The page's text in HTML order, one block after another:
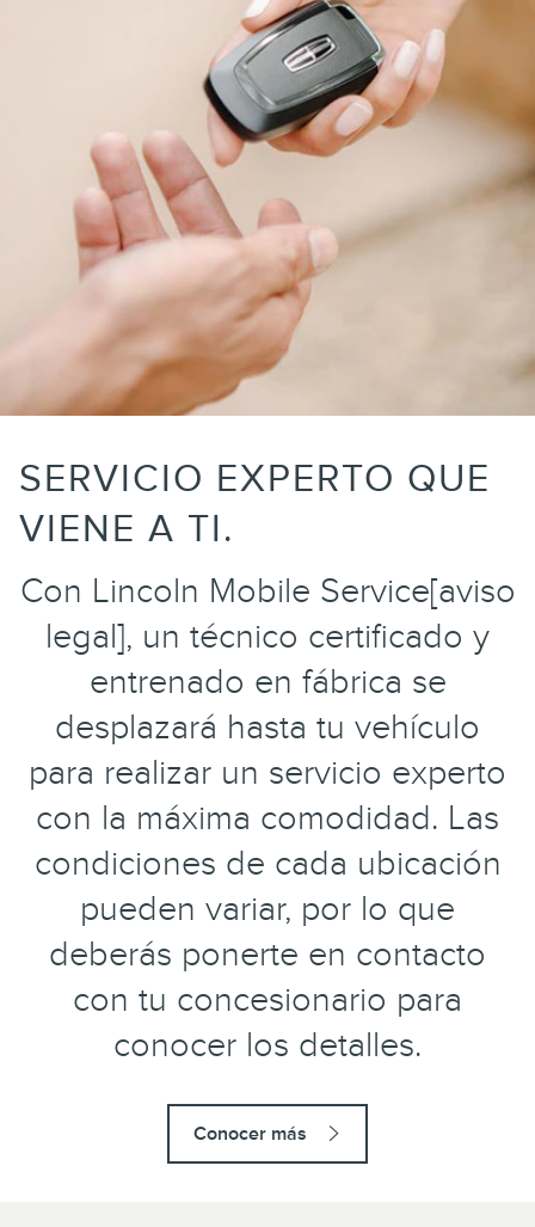
SERVICIO EXPERTO QUE
VIENE A TI.
Con Lincoln Mobile Service[aviso
legal], un técnico certificado y
entrenado en fábrica se
desplazará hasta tu vehículo
para realizar un servicio experto
con la máxima comodidad. Las
condiciones de cada ubicación
pueden variar, por lo que
deberás ponerte en contacto
con tu concesionario para
conocer los detalles.
Conocer más